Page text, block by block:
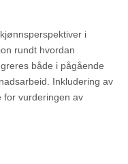
i
rundt hvordan
både i pågående
Inkludering av
for vurderingen av